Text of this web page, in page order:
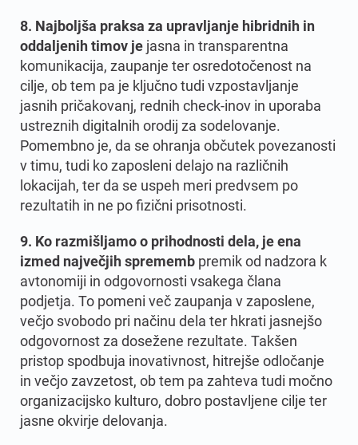
8. Najboljša praksa za upravljanje hibridnih in
oddaljenih timov je jasna in transparentna
komunikacija, zaupanje ter osredotočenost na
cilje, ob tem pa je ključno tudi vzpostavljanje
jasnih pričakovanj, rednih check-inov in uporaba
ustreznih digitalnih orodij za sodelovanje.
Pomembno je, da se ohranja občutek povezanosti
v timu, tudi ko zaposleni delajo na različnih
lokacijah, ter da se uspeh meri predvsem po
rezultatih in ne po fizični prisotnosti.
9. Ko razmišljamo o prihodnosti dela, je ena
izmed največjih sprememb premik od nadzora k
avtonomiji in odgovornosti vsakega člana
podjetja. To pomeni več zaupanja v zaposlene,
večjo svobodo pri načinu dela ter hkrati jasnejšo
odgovornost za dosežene rezultate. Takšen
pristop spodbuja inovativnost, hitrejše odločanje
in večjo zavzetost, ob tem pa zahteva tudi močno
organizacijsko kulturo, dobro postavljene cilje ter
jasne okvirje delovanja.